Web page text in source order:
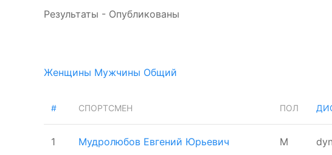
Результаты - Опубликованы
Женщины Мужчины Общий
# СПОРТСМЕН ПОЛ
1 Мудролюбов Евгений Юрьевич М